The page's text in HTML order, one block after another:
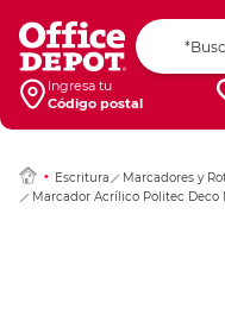
Ingresa tu
Código postal
Escritura
Marcadores y
Marcador Acrílico Politec